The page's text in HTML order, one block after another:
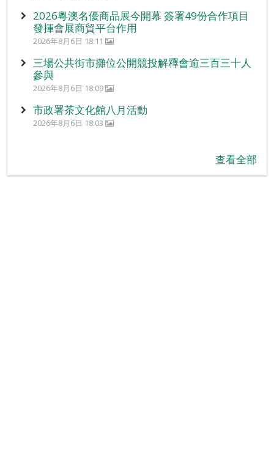
2026粵澳名優商品展今開幕 簽署49份合作項目
發揮會展商貿平台作用
2026年8月6日 18:11
三場公共街市攤位公開競投解釋會逾三百三十人
參與
2026年8月6日 18:09
市政署茶文化館八月活動
2026年8月6日 18:03
查看全部